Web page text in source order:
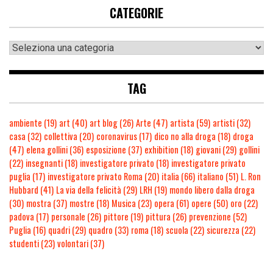
CATEGORIE
TAG
ambiente (19) art (40) art blog(26)Arte (47) artista (59) artisti(32)
casa (32) collettiva (20) coronavirus(17) dico no alla droga (18) droga
(47) elena gollini(36) esposizione (37) exhibition (18) giovani(29) gollini
(22) insegnanti(18) investigatore privato (18) investigatore privato
puglia (17) investigatore privato Roma (20) italia (66) italiano (51) L. Ron
Hubbard (41) La via della felicità (29) LRH (19) mondo libero dalla droga
(30) mostra (37) mostre (18) Musica (23) opera (61) opere (50) oro (22)
padova (17) personale (26) pittore (19) pittura (26) prevenzione (52)
Puglia (16) quadri(29) quadro (33) roma (18) scuola (22) sicurezza (22)
studenti(23)volontari(37)